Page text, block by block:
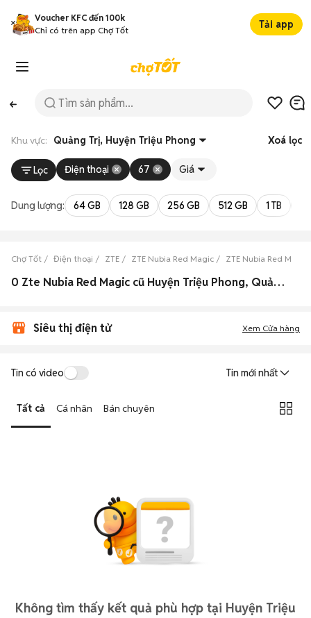
Voucher KFC đến 100k
Chỉ có trên app Chợ Tốt
Tải app
Khu vực: Quảng Trị, Huyện Triệu Phong Xoá lọc
Lọc Điện thoại 67 Giá
Dung lượng: 64 GB 128 GB 256 GB 512 GB 1 TB
Chợ Tốt Điện thoại ZTE ZTE Nubia Red Magic ZTE Nubia Red
0 Zte Nubia Red Magic cũ Huyện Triệu Phong, Quảng Trị đẹp
Siêu thị điện tử Xem Cửa hàng
Tin có video Tin mới nhất
Tất cả Cá nhân Bán chuyên
Không tìm thấy kết quả phù hợp tại Huyện Triệu